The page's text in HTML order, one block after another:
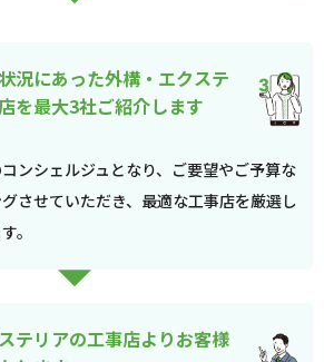
況にあった外構・エクステ
を最大3社ご紹介します
ンシェルジュとなり、ご要望やご予算な
させていただき、最適な工事店を厳選し
。
テリアの工事店よりお客様